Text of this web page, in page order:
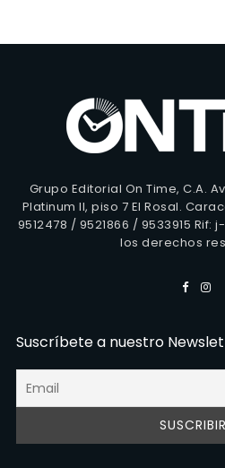
Grupo Editorial On Time, C.A.
Platinum II, piso 7 El Rosal.
9512478 / 9521866 / 9533915 Rif:
los derechos
Suscríbete a nuestro